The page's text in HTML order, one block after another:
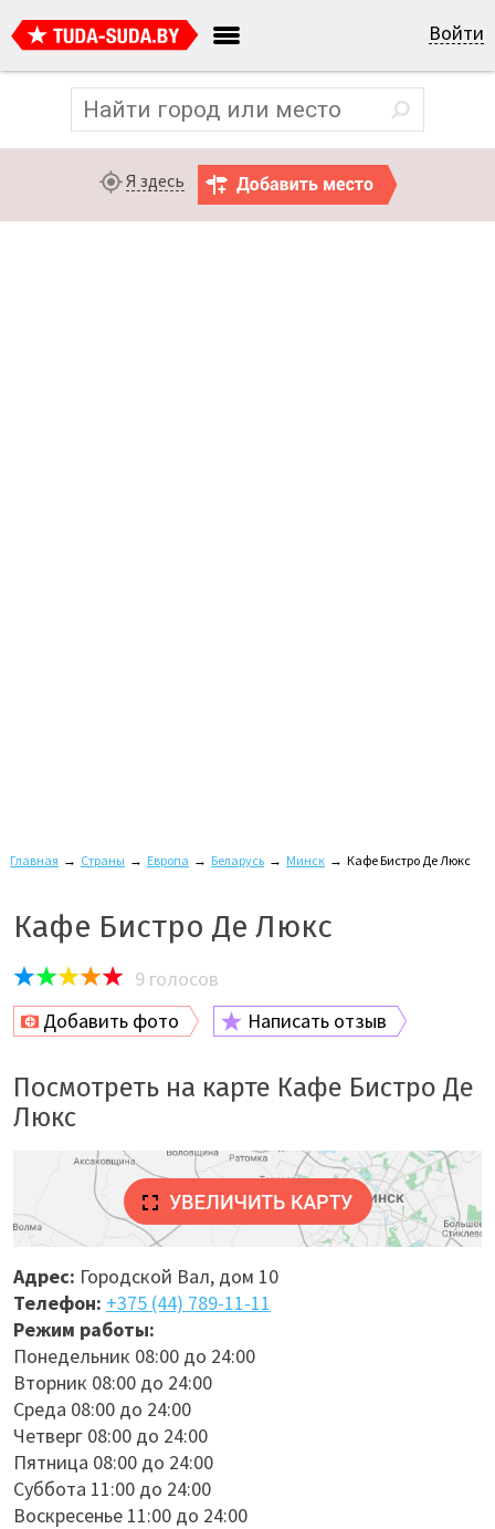
Войти
Я здесь
Главная → Страны → Европа → Беларусь → Минск → Кафе Бистро Де Люкс
Кафе Бистро Де Люкс
9 голосов
Добавить фото
Написать отзыв
Посмотреть на карте Кафе Бистро Де
Люкс
Адрес: Городской Вал, дом 10
Телефон: +375 (44) 789-11-11
Режим работы:
Понедельник 08:00 до 24:00
Вторник 08:00 до 24:00
Среда 08:00 до 24:00
Четверг 08:00 до 24:00
Пятница 08:00 до 24:00
Суббота 11:00 до 24:00
Воскресенье 11:00 до 24:00